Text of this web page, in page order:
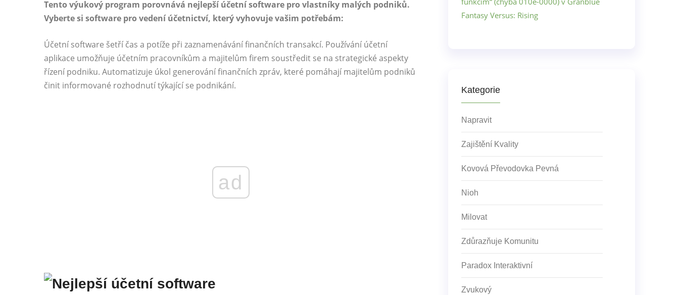
Tento výukový program porovnává nejlepší účetní software pro vlastníky malých podniků.
Vyberte si software pro vedení účetnictví, který vyhovuje vašim potřebám:
Účetní software šetří čas a potíže při zaznamenávání finančních transakcí. Používání účetní
aplikace umožňuje účetním pracovníkům a majitelům firem soustředit se na strategické aspekty
řízení podniku. Automatizuje úkol generování finančních zpráv, které pomáhají majitelům podniků
činit informované rozhodnutí týkající se podnikání.
ad
Fantasy Versus: Rising
Kategorie
Napravit
Zajištění Kvality
Kovová Převodovka Pevná
Nioh
Milovat
Zdůrazňuje Komunitu
Paradox Interaktivní
Zvukový